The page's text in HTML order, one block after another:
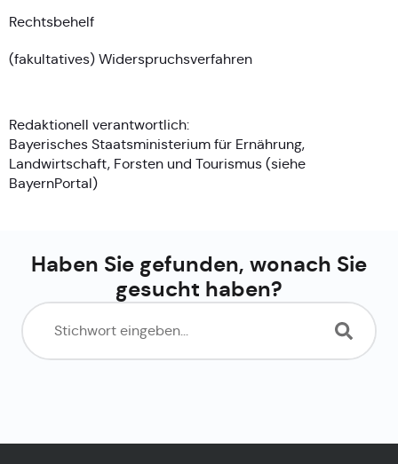
Rechtsbehelf
(fakultatives) Widerspruchsverfahren
Redaktionell verantwortlich:
Bayerisches Staatsministerium für Ernährung,
Landwirtschaft, Forsten und Tourismus (siehe
BayernPortal)
Haben Sie gefunden, wonach Sie
gesucht haben?